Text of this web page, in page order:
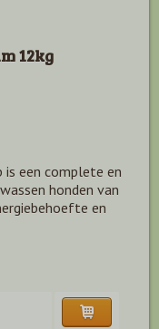
12kg
een complete en
honden van
en